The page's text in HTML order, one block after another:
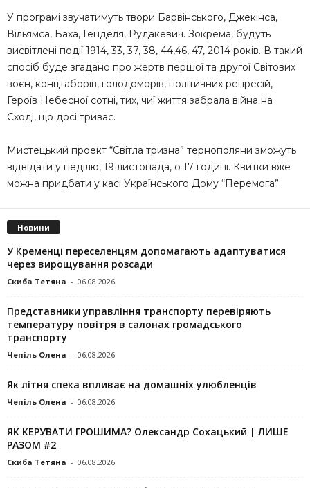
У програмі звучатимуть твори Барвінського, Джекінса,
Вільямса, Баха, Генделя, Рудакевич. Зокрема, будуть
висвітлені події 1914, 33, 37, 38, 44,46, 47, 2014 років. В такий
спосіб буде згадано про жертв першої та другої Світових
воєн, концтаборів, голодоморів, політичних репресій,
Героїв Небесної сотні, тих, чиї життя забрала війна на
Сході, що досі триває.
Мистецький проект “Світла тризна” тернополяни зможуть
відвідати у неділю, 19 листопада, о 17 годині. Квитки вже
можна придбати у касі Українського Дому “Перемога”.
Новини
У Кременці переселенцям допомагають адаптуватися
через вирощування розсади
Скиба Тетяна - 06.08.2026
Представники управління транспорту перевіряють
температуру повітря в салонах громадського
транспорту
Чепіль Олена - 06.08.2026
Як літня спека впливає на домашніх улюбленців
Чепіль Олена - 06.08.2026
ЯК КЕРУВАТИ ГРОШИМА? Олександр Сохацький | ЛИШЕ
РАЗОМ #2
Скиба Тетяна - 06.08.2026